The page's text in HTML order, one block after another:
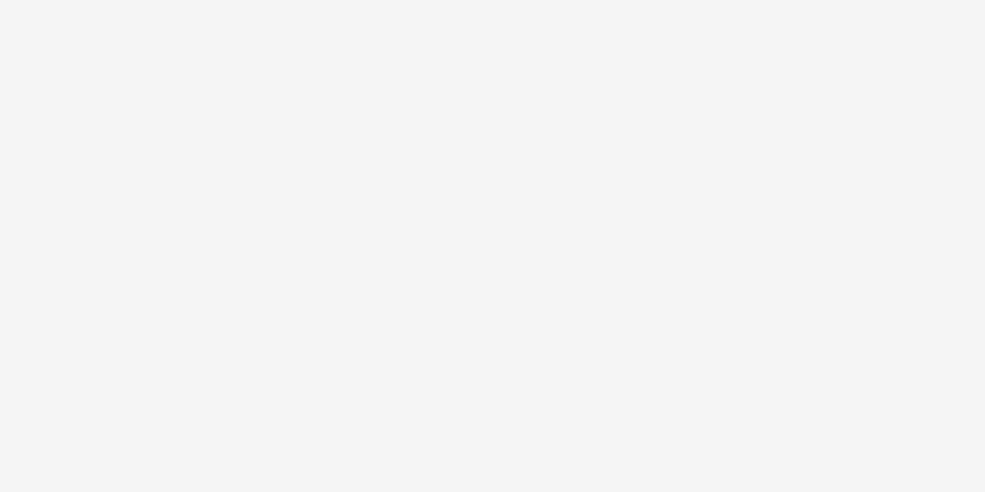
en begeleiden
over 2 Preventie en begeleiden
en kunstmatige zuigelingenvoeding